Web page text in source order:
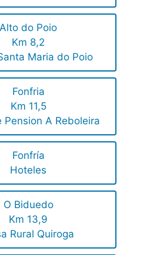
Alto do Poio
Km 8,2
Maria do Poio
Fonfria
Km 11,5
Pension A Reboleira
Fonfría
Hoteles
O Biduedo
Km 13,9
Rural Quiroga